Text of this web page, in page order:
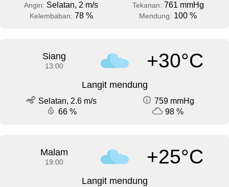
Angin: Selatan, 2 m/s Tekanan: 761 mmHg
Kelembaban: 78 % Mendung: 100 %
Siang
13:00 +30°C
Langit mendung
Selatan, 2.6 m/s
759 mmHg
66 %
98 %
Malam
19:00 +25°C
Langit mendung